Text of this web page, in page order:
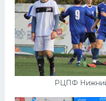
РЦПФ